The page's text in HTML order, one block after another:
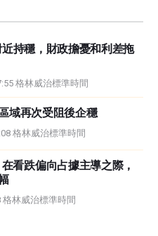
持穩，財政擔憂和利差拖
格林威治標準時間
域再次受阻後企穩
格林威治標準時間
看跌偏向占據主導之際，
格林威治標準時間